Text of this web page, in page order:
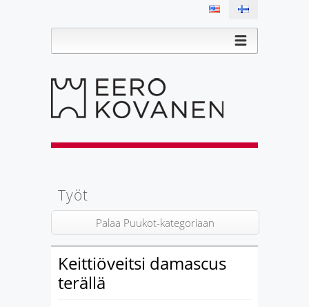
Työt
Palaa Puukot-kategoriaan
Keittiöveitsi damascus
terällä